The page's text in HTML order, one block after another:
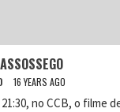
16 YEARS AGO
no CCB, o filme